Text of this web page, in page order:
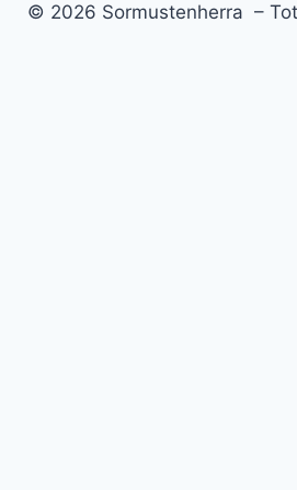
© 2026 Sormustenherra –